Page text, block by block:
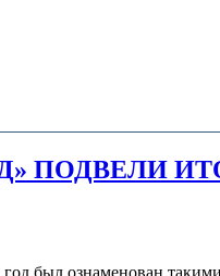
ПОДВЕЛИ